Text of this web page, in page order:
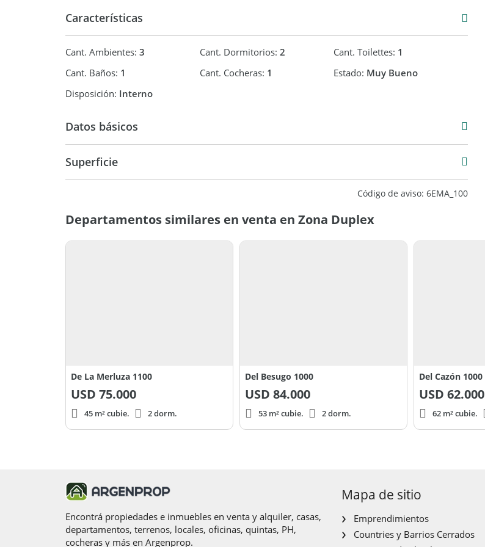
Características
Cant. Ambientes: 3 Cant. Dormitorios: 2 Cant. Toilettes: 1
Cant. Baños: 1 Cant. Cocheras: 1 Estado: Muy Bueno
Disposición: Interno
Datos básicos
Superficie
Código de aviso: 6EMA_100
Departamentos similares en venta en Zona Duplex
De La Merluza 1100
USD 75.000
45 m² cubie. 2 dorm.
Del Besugo 1000
USD 84.000
53 m² cubie. 2 dorm.
Del Cazón 1000
USD 62.000
62 m² cubie.
Encontrá propiedades e inmuebles en venta y alquiler, casas,
departamentos, terrenos, locales, oficinas, quintas, PH,
cocheras y más en Argenprop.
Mapa de sitio
Emprendimientos
Countries y Barrios Cerrados